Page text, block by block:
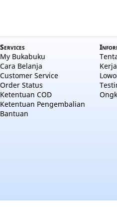
Services
My Bukabuku
Cara Belanja
Customer Service
Order Status
Ketentuan COD
Ketentuan Pengembalian
Bantuan